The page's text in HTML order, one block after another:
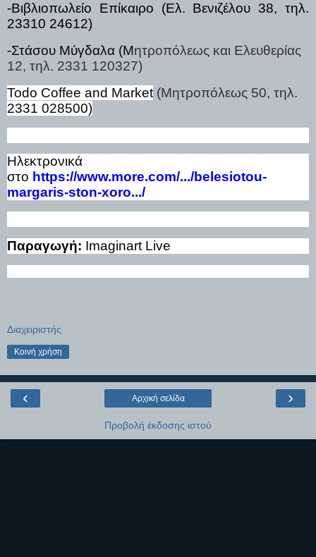
-Βιβλιοπωλείο Επίκαιρο (Ελ. Βενιζέλου 38, τηλ.
23310 24612)
-Στάσου Μύγδαλα (Μητροπόλεως και Ελευθερίας
12, τηλ. 2331 120327)
Todo Coffee and Market (Μητροπόλεως 50, τηλ.
2331 028500)
Ηλεκτρονικά
στο https://www.more.com/.../belesiotou-
margaris-ston-xoro.../
Παραγωγή: Imaginart Live
Διαχειριστής
Κοινή χρήση
‹ ›
Αρχική σελίδα
Προβολή έκδοσης ιστού